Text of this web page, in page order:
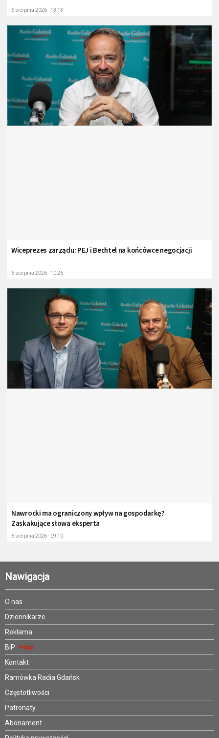
6 sierpnia 2026 - 13:13
Wiceprezes zarządu: PEJ i Bechtel na końcówce negocjacji
6 sierpnia 2026 - 10:26
Nawrocki ma ograniczony wpływ na gospodarkę?
Zaskakujące słowa eksperta
6 sierpnia 2026 - 09:10
Nawigacja
O nas
Dziennikarze
Reklama
BIP
Kontakt
Ramówka Radia Gdańsk
Częstotliwości
Patronaty
Abonament